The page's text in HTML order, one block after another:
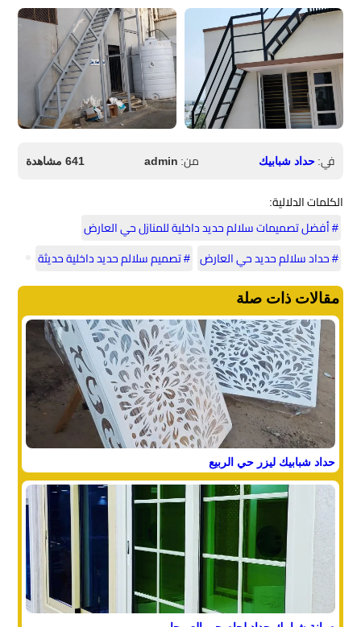
في:حداد شبابيك من: admin 641 مشاهدة
الكلمات الدلالية:
# أفضل تصميمات سلالم حديد داخلية للمنازل حي العارض
# حداد سلالم حديد حي العارض # تصميم سلالم حديد داخلية حديثة
مقالات ذات صلة
حداد شبابيك ليزر حي الربيع